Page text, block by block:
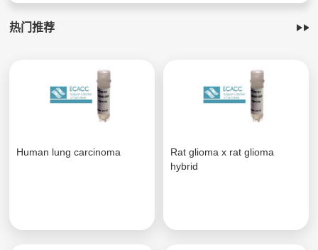
热门推荐
Human lung carcinoma
Rat glioma x rat glioma
hybrid